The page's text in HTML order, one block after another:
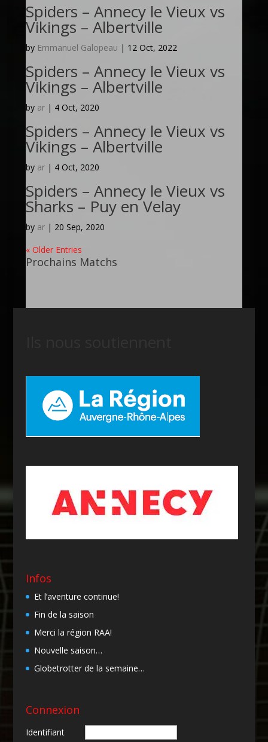
Spiders – Annecy le Vieux vs
Vikings – Albertville
by Emmanuel Galopeau | 12 Oct, 2022
Spiders – Annecy le Vieux vs
Vikings – Albertville
by ar| 4 Oct, 2020
Spiders – Annecy le Vieux vs
Vikings – Albertville
by ar| 4 Oct, 2020
Spiders – Annecy le Vieux vs
Sharks – Puy en Velay
by ar| 20 Sep, 2020
« Older Entries
Prochains Matchs
Infos
Et l’aventure continue!
Fin de la saison
Merci la région RAA!
Nouvelle saison…
Globetrotter de la semaine…
Connexion
Identifiant